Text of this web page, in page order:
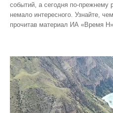
событий, а сегодня по‑прежнему
немало интересного. Узнайте,
прочитав материал ИА «Время Н».